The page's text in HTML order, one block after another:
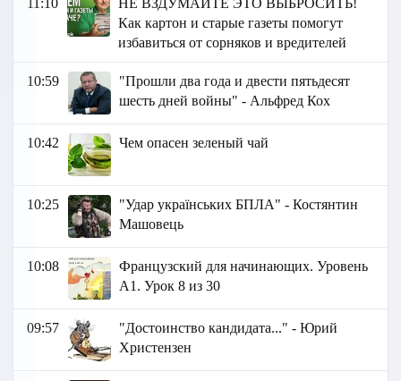
11:10
НЕ ВЗДУМАЙТЕ ЭТО ВЫБРОСИТЬ!
Как картон и старые газеты помогут
избавиться от сорняков и вредителей
10:59
"Прошли два года и двести пятьдесят
шесть дней войны" - Альфред Кох
10:42 Чем опасен зеленый чай
10:25
"Удар українських БПЛА" - Костянтин
Машовець
10:08
Французский для начинающих. Уровень
А1. Урок 8 из 30
09:57
"Достоинство кандидата..." - Юрий
Христензен